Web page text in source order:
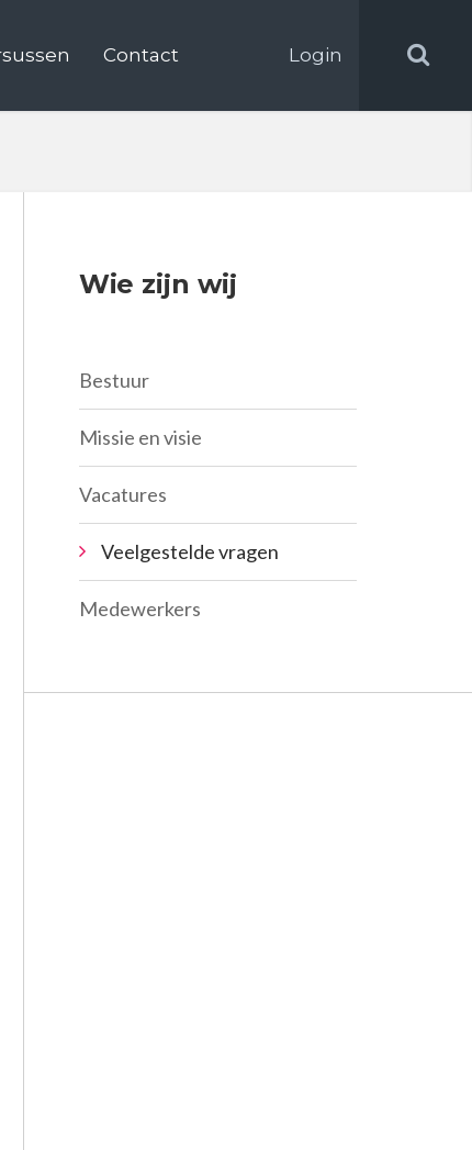
Contact Login
Wie zijn wij
Bestuur
Missie en visie
Vacatures
Veelgestelde vragen
Medewerkers